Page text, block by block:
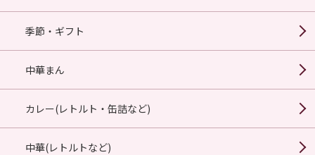
季節・ギフト
中華まん
カレー(レトルト・缶詰など)
中華(レトルトなど)